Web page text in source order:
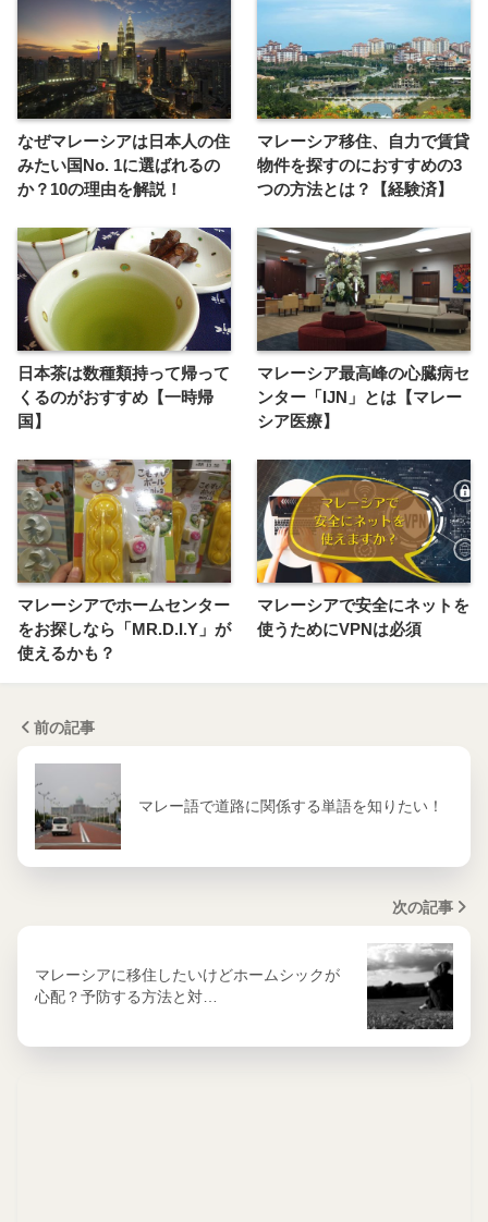
なぜマレーシアは日本人の住
みたい国No. 1に選ばれるの
か？10の理由を解説！
マレーシア移住、自力で賃貸
物件を探すのにおすすめの3
つの方法とは？【経験済】
日本茶は数種類持って帰って
くるのがおすすめ【一時帰
国】
マレーシア最高峰の心臓病セ
ンター「IJN」とは【マレー
シア医療】
マレーシアでホームセンター
をお探しなら「MR.D.I.Y」が
使えるかも？
マレーシアで安全にネットを
使うためにVPNは必須
前の記事
マレー語で道路に関係する単語を知りたい！
次の記事
マレーシアに移住したいけどホームシックが
心配？予防する方法と対…